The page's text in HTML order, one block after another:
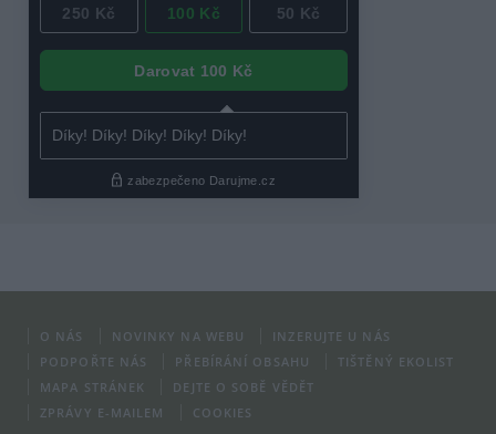
O NÁS NOVINKY NA WEBU
INZERUJTE U NÁS
PODPOŘTE NÁS
PŘEBÍRÁNÍ OBSAHU
TIŠTĚNÝ EKOLIST
MAPA STRÁNEK
DEJTE O SOBĚ VĚDĚT
ZPRÁVY E-MAILEM
COOKIES